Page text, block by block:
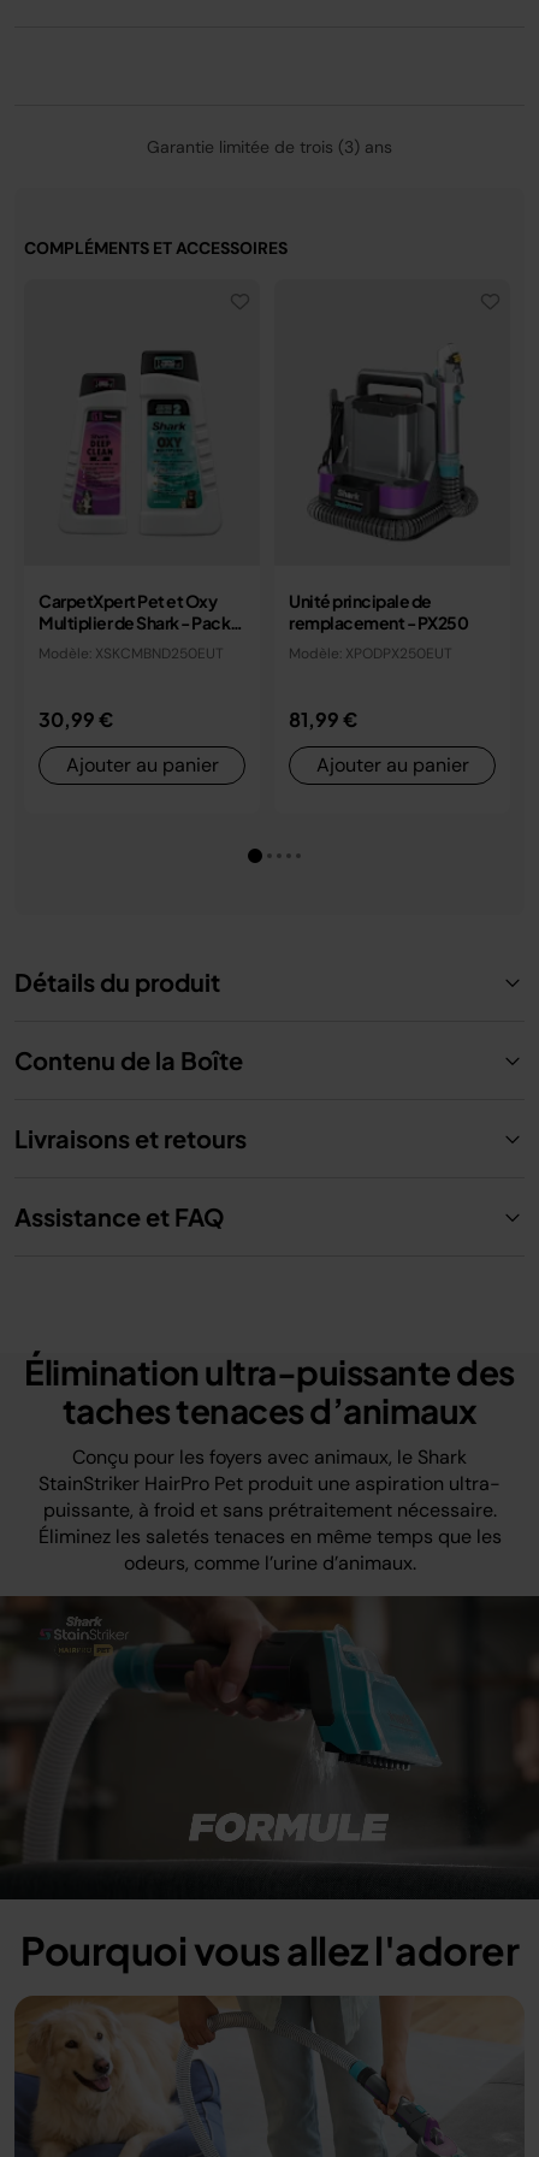
ergonomique. Deux réservoirs amovibles (eau
* Tests mesurant la vitesse de clarification de
OxyMultiplier par rapport à Deep Clean Pet seul.
Garantie limitée de trois (3) ans
COMPLÉMENTS ET ACCESSOIRES
CarpetXpert Pet et Oxy
Multiplier de Shark - Pack
nettoyant 474 ml/946 ml
Modèle: XSKCMBND250EUT
30,99 €
Ajouter au panier
Unité principale de
remplacement - PX250
Modèle: XPODPX250EUT
81,99 €
Ajouter au panier
Détails du produit
Contenu de la Boîte
Livraisons et retours
Assistance et FAQ
Élimination ultra-puissante des
taches tenaces d’animaux
Conçu pour les foyers avec animaux, le Shark
StainStriker HairPro Pet produit une aspiration ultra-
puissante, à froid et sans prétraitement nécessaire.
Éliminez les saletés tenaces en même temps que les
odeurs, comme l’urine d’animaux.
Pourquoi vous allez l'adorer